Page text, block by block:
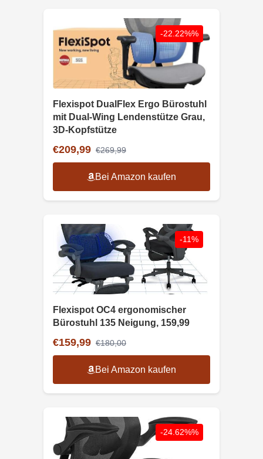
-22.22%%
Flexispot DualFlex Ergo Bürostuhl
mit Dual-Wing Lendenstütze Grau,
3D-Kopfstütze
€209,99 €269,99
Bei Amazon kaufen
-11%
Flexispot OC4 ergonomischer
Bürostuhl 135 Neigung, 159,99
€159,99 €180,00
Bei Amazon kaufen
-24.62%%